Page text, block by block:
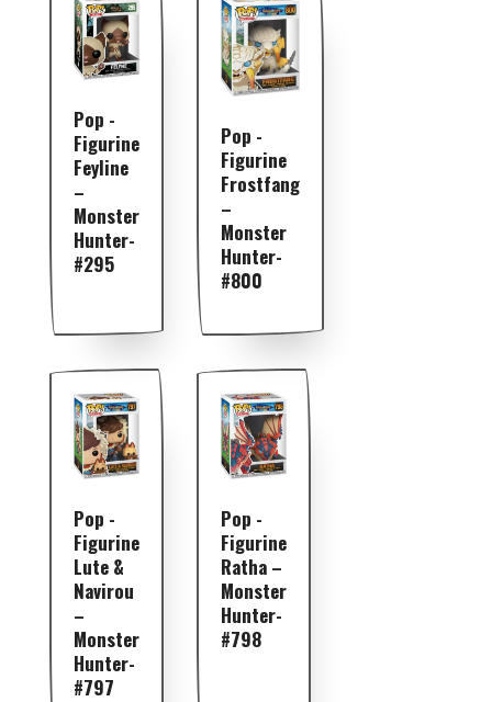
Pop -
Figurine
Feyline
–
Monster
Hunter-
#295
Pop -
Figurine
Frostfang
–
Monster
Hunter-
#800
Pop -
Figurine
Lute &
Navirou
–
Monster
Hunter-
#797
Pop -
Figurine
Ratha –
Monster
Hunter-
#798